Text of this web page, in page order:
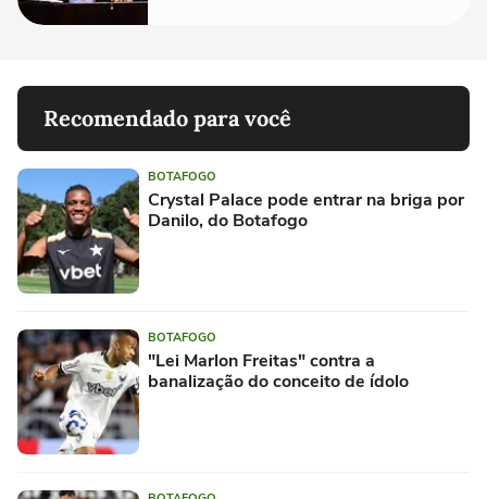
Recomendado para você
BOTAFOGO
Crystal Palace pode entrar na briga por
Danilo, do Botafogo
BOTAFOGO
"Lei Marlon Freitas" contra a
banalização do conceito de ídolo